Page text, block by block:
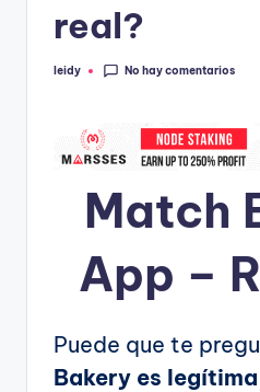
real?
Publicado
leidy No hay comentarios
Match
App –
Puede que te
Bakery es